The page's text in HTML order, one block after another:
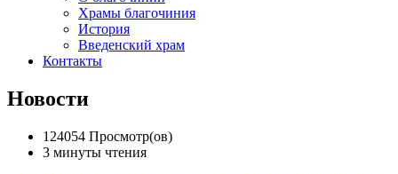
Храмы благочиния
История
Введенский храм
Контакты
Новости
124054 Просмотр(ов)
3 минуты чтения